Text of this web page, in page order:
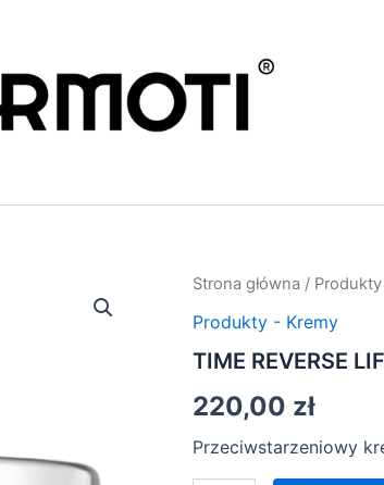
Strona główna /
Produkty - Kremy
TIME REVERSE
220,00 zł
Przeciwstarzeniowy